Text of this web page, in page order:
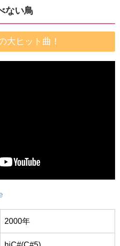
ない鳥
大ヒット曲！
2000年